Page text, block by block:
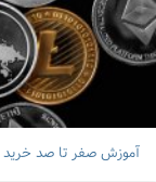
آموزش صفر تا صد خرید